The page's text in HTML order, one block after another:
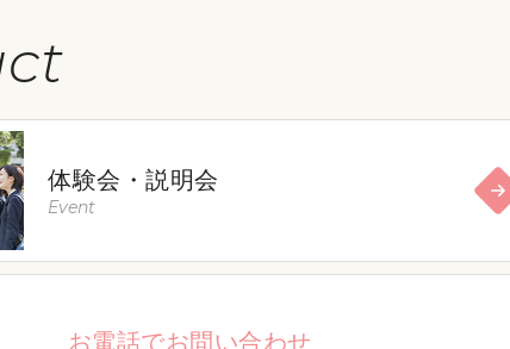
体験会・説明会
Event
お電話でお問い合わせ